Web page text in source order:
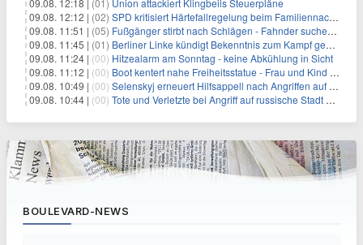
09.08. 12:12 | (02) SPD kritisiert Härtefallregelung beim Familiennachzug als zu streng
09.08. 11:51 | (05) Fußgänger stirbt nach Schlägen - Fahnder suchen Autofahrer
09.08. 11:45 | (01) Berliner Linke kündigt Bekenntnis zum Kampf gegen Antisemitismus an
09.08. 11:24 | (00) Hitzealarm am Sonntag - keine Abkühlung in Sicht
09.08. 11:12 | (00) Boot kentert nahe Freiheitsstatue - Frau und Kind sterben
09.08. 10:49 | (00) Selenskyj erneuert Hilfsappell nach Angriffen auf mehrere Städte
09.08. 10:44 | (00) Tote und Verletzte bei Angriff auf russische Stadt Belgorod
BOULEVARD-NEWS